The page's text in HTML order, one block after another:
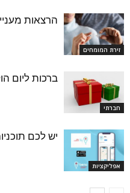
זירת המומחים
הרצאות
חברתי
ברכות ליום
אפליקציות
יש לכם